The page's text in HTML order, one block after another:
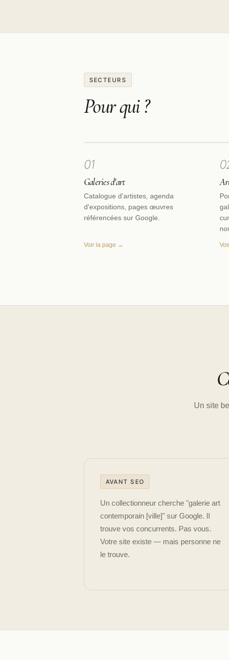
SECTEURS
Pour qui ?
01
Galeries d'art
Catalogue d'artistes, agenda
d'expositions, pages œuvres
référencées sur Google.
Voir la page →
Un site
AVANT SEO
Un collectionneur cherche "galerie art
contemporain [ville]" sur Google. Il
trouve vos concurrents. Pas vous.
Votre site existe — mais personne ne
le trouve.